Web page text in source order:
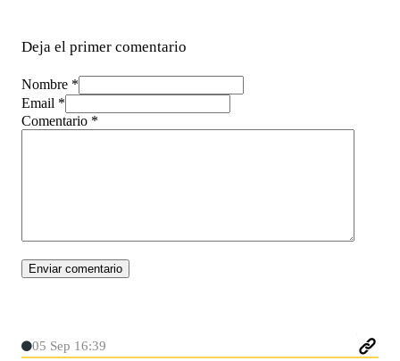
Deja el primer comentario
Nombre *
Email *
Comentario *
05 Sep 16:39